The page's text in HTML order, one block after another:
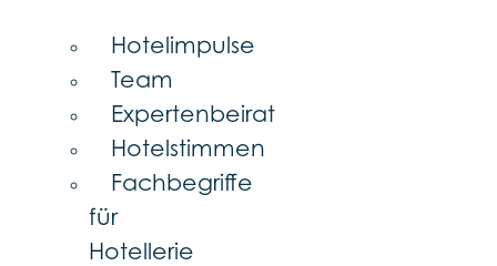
Hotelimpulse
Team
Expertenbeirat
Hotelstimmen
Fachbegriffe
für
Hotellerie